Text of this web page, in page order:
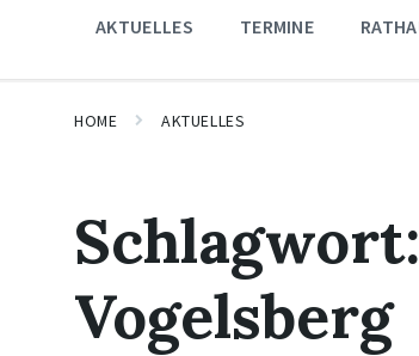
AKTUELLES TERMINE
HOME AKTUELLES
Schlagwort:
Vogelsberg